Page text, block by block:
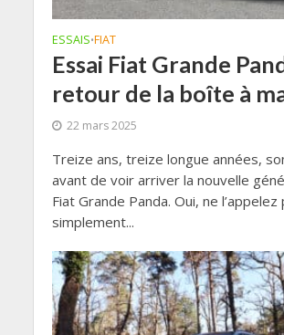
ESSAIS•FIAT
Essai Fiat Grande
retour de la boîte à
22 mars 2025
Treize ans, treize longue années,
avant de voir arriver la nouvelle
Fiat Grande Panda. Oui, ne l’appelez
simplement...